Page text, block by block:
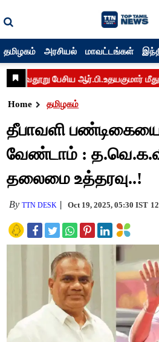
தமிழகம் அரசியல் மாவட்டங்கள்
Home தமிழகம்
தீபாவளி
வேண்டாம் :
தலைமை உத்தரவு..!
ByTTN DESK Oct 19, 2025, 05:30 IST